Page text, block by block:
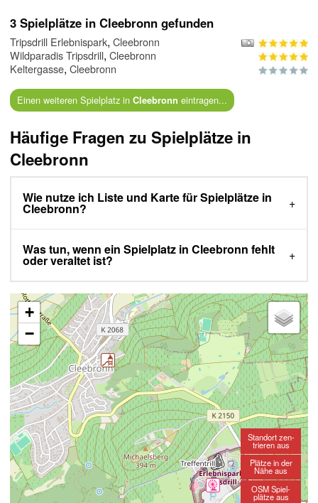
3 Spielplätze in Cleebronn gefunden
Tripsdrill Erlebnispark, Cleebronn
Wildparadis Tripsdrill, Cleebronn
Keltergasse, Cleebronn
Einen weiteren Spielplatz in Cleebronn eintragen...
Häufige Fragen zu Spielplätze in
Cleebronn
Wie nutze ich Liste und Karte für Spielplätze in
Cleebronn?
Was tun, wenn ein Spielplatz in Cleebronn fehlt
oder veraltet ist?
+
−
Standort zen-
trieren aus
Plätze in der
Nähe aus
OSM Spiel-
plätze aus